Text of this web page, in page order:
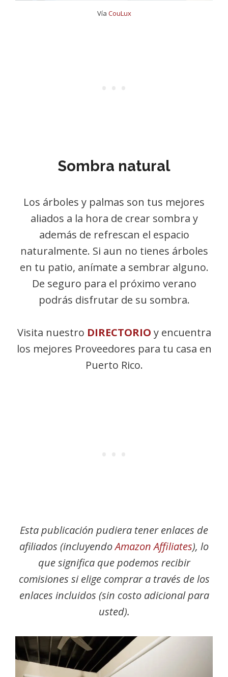
Vía CouLux
Sombra natural
Los árboles y palmas son tus mejores
aliados a la hora de crear sombra y
además de refrescan el espacio
naturalmente. Si aun no tienes árboles
en tu patio, anímate a sembrar alguno.
De seguro para el próximo verano
podrás disfrutar de su sombra.
Visita nuestro DIRECTORIO y encuentra
los mejores Proveedores para tu casa en
Puerto Rico.
Esta publicación pudiera tener enlaces de
afiliados (incluyendoAmazon Affiliates), lo
que significa que podemos recibir
comisiones si elige comprar a través de los
enlaces incluidos (sin costo adicional para
usted).